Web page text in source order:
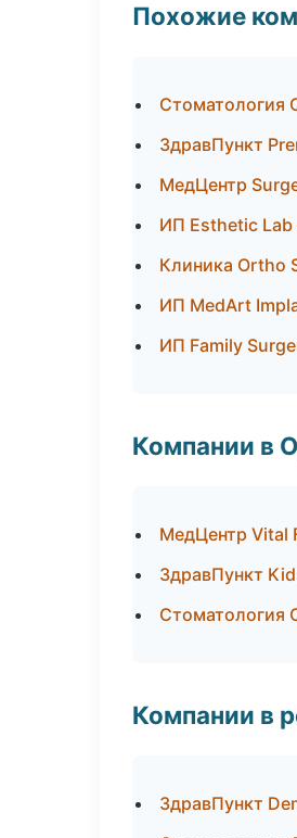
Похожие
Стоматология
ЗдравПункт
МедЦентр
ИП Esthetic
Клиника Ortho
ИП MedArt
ИП Family
Компании в
МедЦентр Vital
ЗдравПункт
Стоматология
Компании в
ЗдравПункт